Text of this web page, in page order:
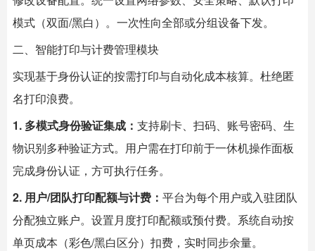
模式（双面/黑白）。一次性向全部或分组设备下发。
二、智能打印与计费管理模块
实现基于身份认证的按需打印与自动化成本核算。杜绝匿
名打印浪费。
1. 多模式身份验证集成： 支持刷卡、扫码、账号密码、生
物识别多种验证方式。用户需在打印前于一休机操作面板
完成身份认证，方可执行任务。
2. 用户/团队打印配额与计费： 平台为每个用户或入驻团队
分配独立账户。设置月度打印配额或预付费。系统自动按
单页成本（彩色/黑白区分）扣费，实时同步余量。